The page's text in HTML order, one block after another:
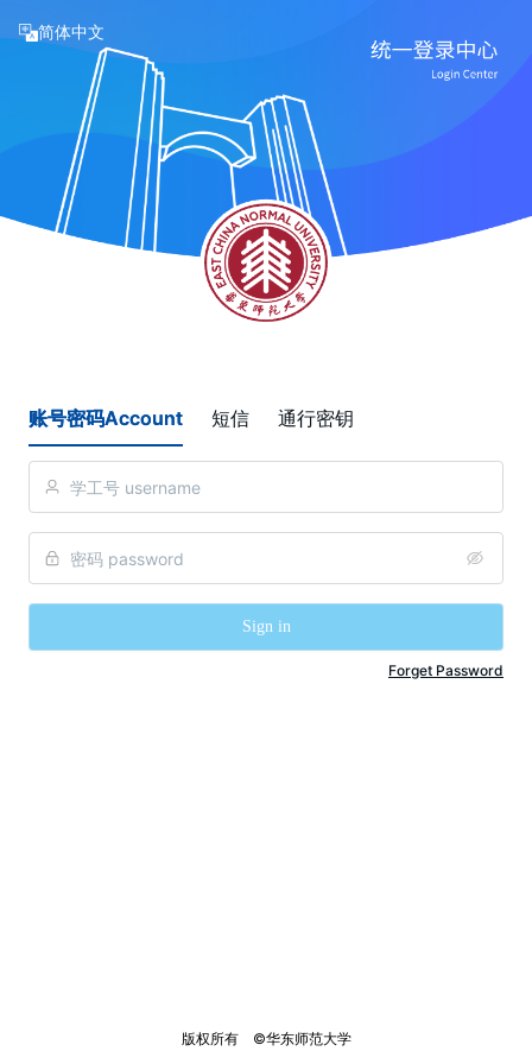
简体中文
账号密码Account 短信 通行密钥
Sign in
Forget Password
版权所有    ©华东师范大学